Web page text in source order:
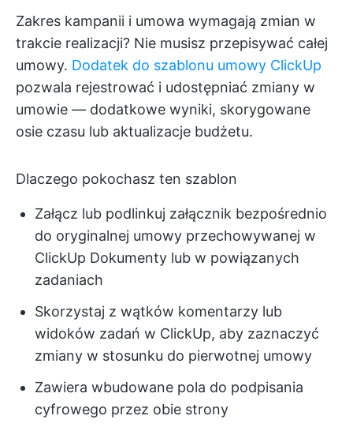
Zakres kampanii i umowa wymagają zmian w
trakcie realizacji? Nie musisz przepisywać całej
umowy. Dodatek do szablonu umowy ClickUp
pozwala rejestrować i udostępniać zmiany w
umowie — dodatkowe wyniki, skorygowane
osie czasu lub aktualizacje budżetu.
Dlaczego pokochasz ten szablon
Załącz lub podlinkuj załącznik bezpośrednio
do oryginalnej umowy przechowywanej w
ClickUp Dokumenty lub w powiązanych
zadaniach
Skorzystaj z wątków komentarzy lub
widoków zadań w ClickUp, aby zaznaczyć
zmiany w stosunku do pierwotnej umowy
Zawiera wbudowane pola do podpisania
cyfrowego przez obie strony